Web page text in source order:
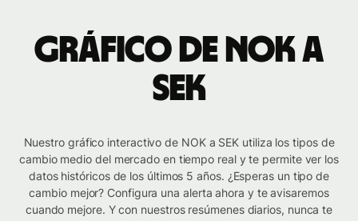
Gráfico de NOK a
SEK
Nuestro gráfico interactivo de NOK a SEK utiliza los tipos de
cambio medio del mercado en tiempo real y te permite ver los
datos históricos de los últimos 5 años. ¿Esperas un tipo de
cambio mejor? Configura una alerta ahora y te avisaremos
cuando mejore. Y con nuestros resúmenes diarios, nunca te